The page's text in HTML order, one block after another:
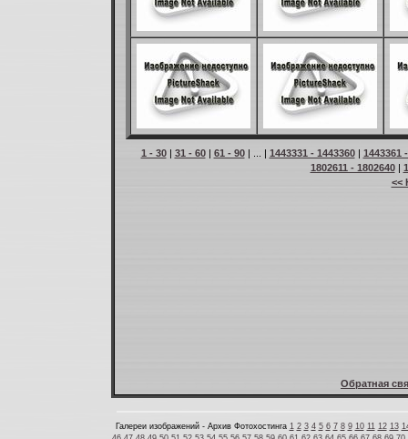
1 - 30| 31 - 60| 61 - 90| ... | 1443331 - 1443360| 1443361
1802611 - 1802640|
<<
Обратная
Галереи изображений - Архив Фотохостинга 1 2 3 4 5 6 7 8 9 10 11 12 13